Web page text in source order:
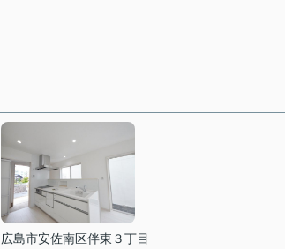
広島市安佐南区伴東３丁目